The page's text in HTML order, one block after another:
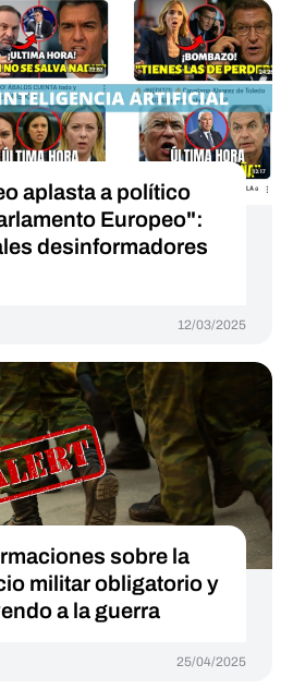
aplasta a político
Europeo":
desinformadores
12/03/2025
sobre la
militar obligatorio y
a la guerra
25/04/2025